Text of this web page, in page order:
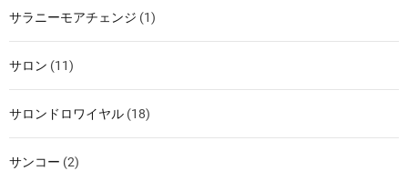
サラニーモアチェンジ (1)
サロン (11)
サロンドロワイヤル (18)
サンコー (2)